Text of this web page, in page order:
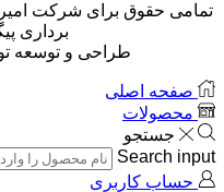
تمامی حقوق برای شرکت
برداری
طراحی و توسعه
صفحه اصلی
محصولات
جستجو
Search input
حساب کاربری